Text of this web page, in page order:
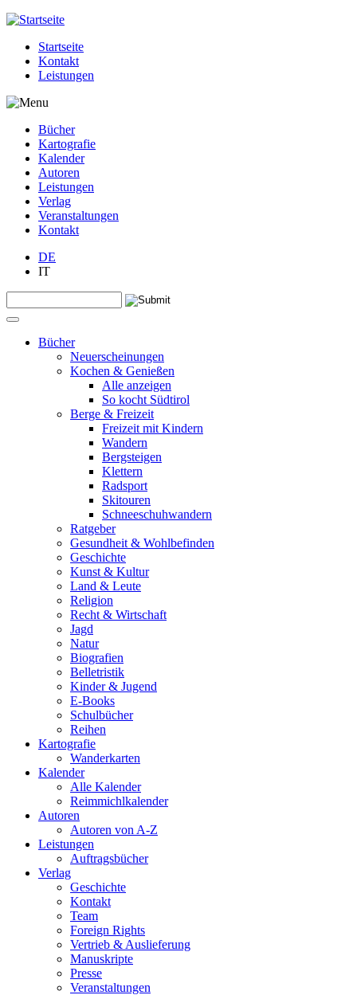
Jump to navigation
Startseite
Kontakt
Leistungen
Bücher
Kartografie
Kalender
Autoren
Leistungen
Verlag
Veranstaltungen
Kontakt
DE
IT
Suchformular
Bücher
Neuerscheinungen
Kochen & Genießen
Alle anzeigen
So kocht Südtirol
Berge & Freizeit
Freizeit mit Kindern
Wandern
Bergsteigen
Klettern
Radsport
Skitouren
Schneeschuhwandern
Ratgeber
Gesundheit & Wohlbefinden
Geschichte
Kunst & Kultur
Land & Leute
Religion
Recht & Wirtschaft
Jagd
Natur
Biografien
Belletristik
Kinder & Jugend
E-Books
Schulbücher
Reihen
Kartografie
Wanderkarten
Kalender
Alle Kalender
Reimmichlkalender
Autoren
Autoren von A-Z
Leistungen
Auftragsbücher
Verlag
Geschichte
Kontakt
Team
Foreign Rights
Vertrieb & Auslieferung
Manuskripte
Presse
Veranstaltungen